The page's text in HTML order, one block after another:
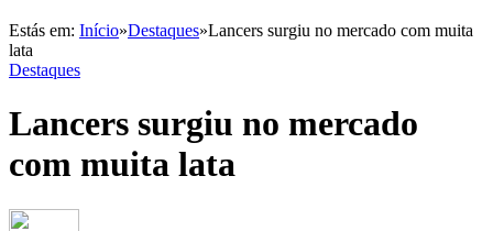
Estás em: Início»Destaques»Lancers surgiu no mercado com muita
lata
Destaques
Lancers surgiu no mercado
com muita lata